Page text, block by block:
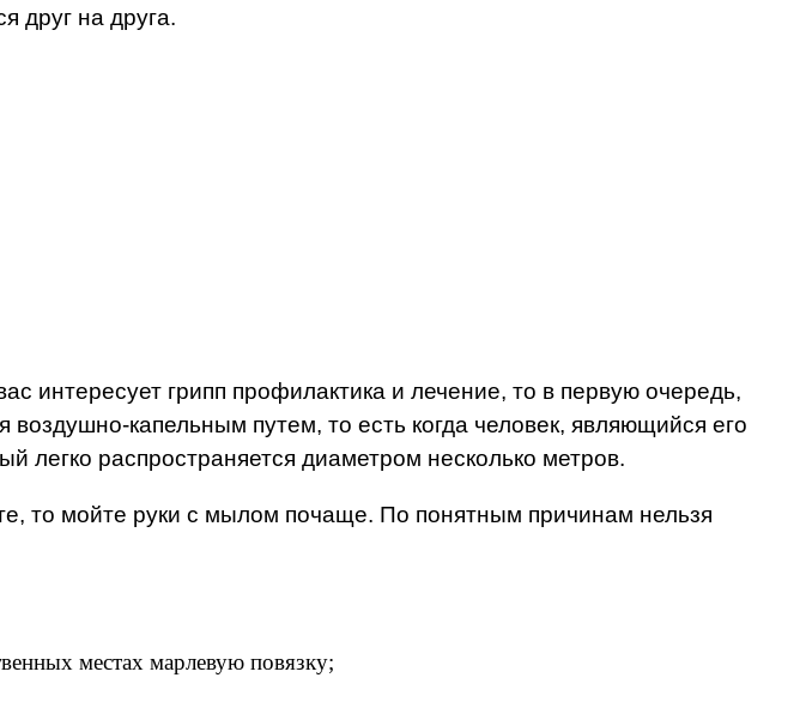
друг на друга.
интересует грипп профилактика и лечение, то в первую очередь,
капельным путем, то есть когда человек, являющийся его
легко распространяется диаметром несколько метров.
то мойте руки с мылом почаще. По понятным причинам нельзя
местах марлевую повязку;